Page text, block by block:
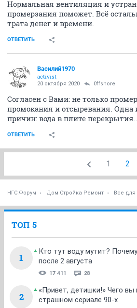
Нормальная вентиляция и
промерзания поможет. Всё
трата денег и времени.
ОТВЕТИТЬ
Василий1970
activist
20 октября 2020 0ffshore
Согласен с Вами: не только
промокания и отсыревания.
причин: вода в плите
ОТВЕТИТЬ
1 2
НГС.Форум Дом Стройка Ремонт Все для
ТОП 5
1
Кто тут воду мутит?
после 2 августа
17 411 28
2
«Привет, детишки!» Чего вы
страшном сериале 90-х